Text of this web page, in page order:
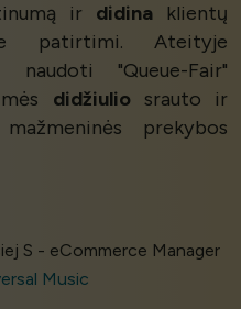
ir didina klientų
patirtimi. Ateityje
naudoti "Queue-Fair"
didžiuliosrauto ir
prekybos
S - eCommerce Manager
Music